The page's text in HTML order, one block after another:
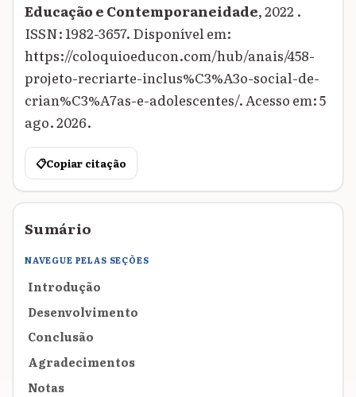
Educação e Contemporaneidade, 2022 .
ISSN: 1982-3657. Disponível em:
https://coloquioeducon.com/hub/anais/458-
projeto-recriarte-inclus%C3%A3o-social-de-
crian%C3%A7as-e-adolescentes/. Acesso em: 5
ago. 2026.
📋Copiar citação
Sumário
NAVEGUE PELAS SEÇÕES
Introdução
Desenvolvimento
Conclusão
Agradecimentos
Notas